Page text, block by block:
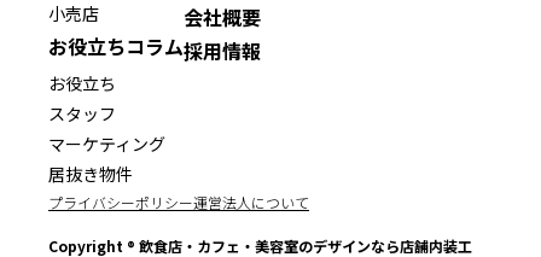
小売店
お役立ちコラム
お役立ち
スタッフ
マーケティング
居抜き物件
会社概要
採用情報
プライバシーポリシー運営法人について
Copyright ® 飲食店・カフェ・美容室のデザインなら店舗内装工